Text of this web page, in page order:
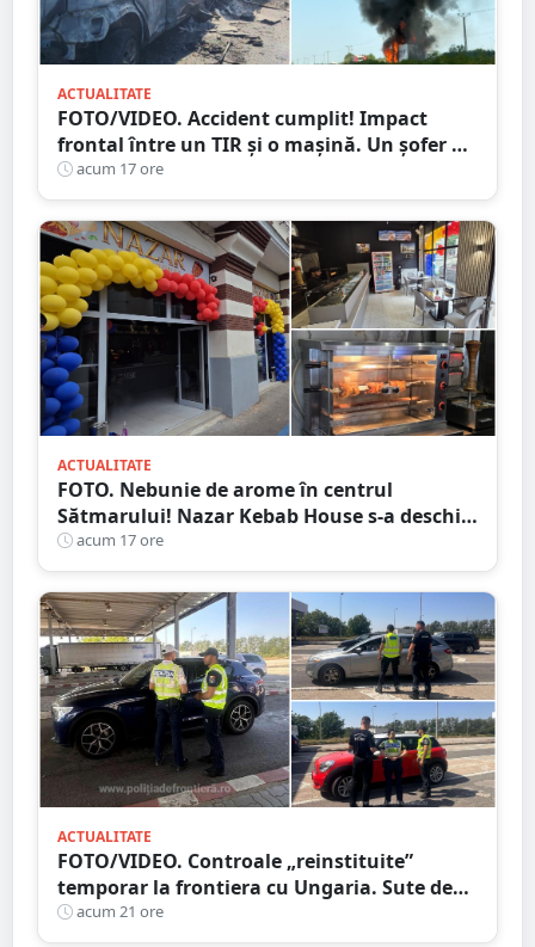
ACTUALITATE
FOTO/VIDEO. Accident cumplit! Impact
frontal între un TIR și o mașină. Un șofer a
murit carbonizat
acum 17 ore
ACTUALITATE
FOTO. Nebunie de arome în centrul
Sătmarului! Nazar Kebab House s-a deschis
cu șaorma la 20 de lei
acum 17 ore
ACTUALITATE
FOTO/VIDEO. Controale „reinstituite”
temporar la frontiera cu Ungaria. Sute de
persoane și mașini, verificate în județul
Satu Mare
acum 21 ore